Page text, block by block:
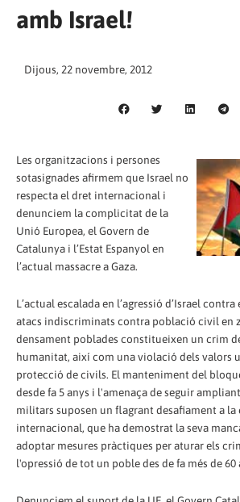
amb Israel!
Dijous, 22 novembre, 2012
Les organitzacions i persones
sotasignades afirmem que Israel no
respecta el dret internacional i
denunciem la complicitat de la
Unió Europea, el Govern de
Catalunya i l’Estat Espanyol en
l’actual massacre a Gaza.
L’actual escalada en l’agressió d’Israel
atacs indiscriminats contra població civil en
densament poblades constitueixen un crim
humanitat, així com una violació dels valors
protecció de civils. El manteniment del
desde fa 5 anys i l'amenaça de seguir
militars suposen un flagrant desafiament a
internacional, que ha demostrat la seva
adoptar mesures pràctiques per aturar els
l'opressió de tot un poble des de fa més de 60